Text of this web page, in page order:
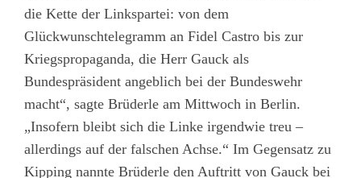
die Kette der Linkspartei: von dem
Glückwunschtelegramm an Fidel Castro bis zur
Kriegspropaganda, die Herr Gauck als
Bundespräsident angeblich bei der Bundeswehr
macht“, sagte Brüderle am Mittwoch in Berlin.
„Insofern bleibt sich die Linke irgendwie treu –
allerdings auf der falschen Achse.“ Im Gegensatz zu
Kipping nannte Brüderle den Auftritt von Gauck bei